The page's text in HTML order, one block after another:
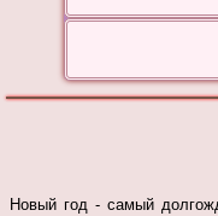
Новый год - самый